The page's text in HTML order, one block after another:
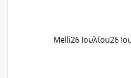
Εγώ πήγα σε έναν
Melli26 Ιουλίου26